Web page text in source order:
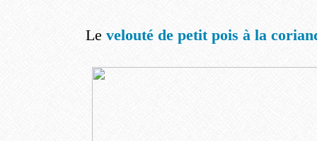
Le velouté de petit pois à la